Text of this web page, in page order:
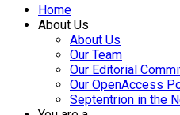
Home
About Us
About Us
Our Team
Our Editorial
Our OpenAccess
Septentrion in the